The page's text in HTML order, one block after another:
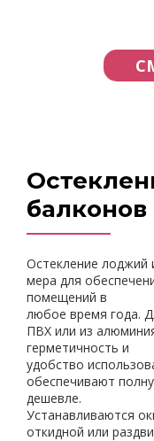
балконов
Остекление
мера для
помещений в
любое время года.
ПВХ или из
герметичность и
удобство
обеспечивают
дешевле.
Устанавливаются
откидной или